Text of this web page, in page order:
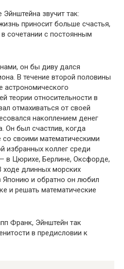
звучит так:
приносит больше счастья,
сочетании с постоянным
он бы диву дался
В течение второй половины
астрономического
теории относительности в
отмахиваться от своей
накоплением денег
Он был счастлив, когда
со своими математическими
избранных коллег среди
в Цюрихе, Берлине, Оксфорде,
ходе длинных морских
Японию и обратно он любил
и решать математические
Франк, Эйнштейн так
в предисловии к